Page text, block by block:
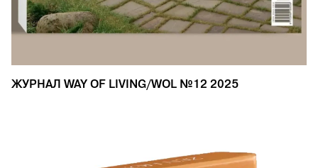
ЖУРНАЛ WAY OF LIVING/WOL №12 2025